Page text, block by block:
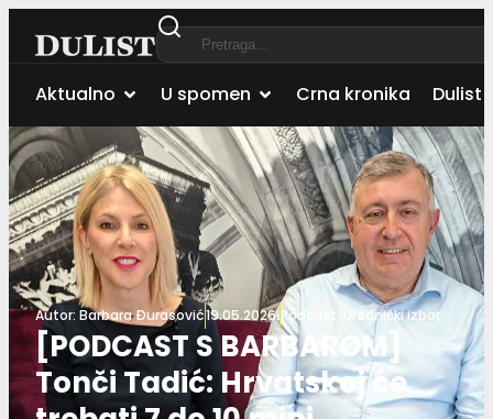
Aktualno U spomen Crna kronika Dulist
Autor: Barbara Đurasović19.05.2026.Podcast Urednički izbor
[PODCAST S BARBAROM]
Tonči Tadić: Hrvatskoj će